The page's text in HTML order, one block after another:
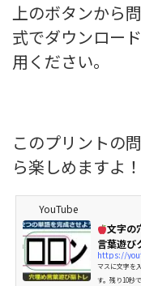
上のボタンから
式でダウンロー
用ください。
このプリントの
ら楽しめますよ！
YouTube
文字の
言葉遊び
https://
マスに文字を
す。残り10秒